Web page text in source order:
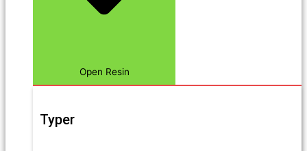
Open Resin
Typer